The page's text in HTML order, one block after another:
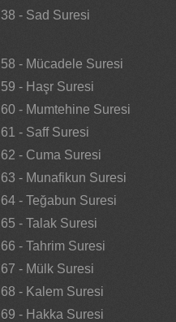
38 - Sad Suresi
58 - Mücadele Suresi
59 - Haşr Suresi
60 - Mumtehine Suresi
61 - Saff Suresi
62 - Cuma Suresi
63 - Munafikun Suresi
64 - Teğabun Suresi
65 - Talak Suresi
66 - Tahrim Suresi
67 - Mülk Suresi
68 - Kalem Suresi
69 - Hakka Suresi